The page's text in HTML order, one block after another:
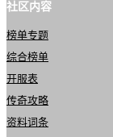
社区内容
榜单专题
综合榜单
开服表
传奇攻略
资料词条